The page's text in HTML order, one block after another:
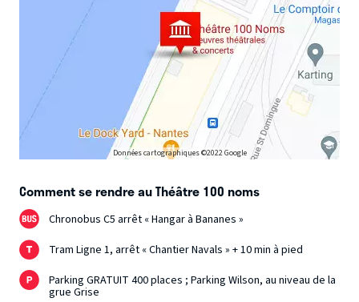
Données cartographiques ©2022 Google
Comment se rendre au Théâtre 100 noms
Chronobus C5 arrêt « Hangar à Bananes »
Tram Ligne 1, arrêt « Chantier Navals » + 10 min à pied
Parking GRATUIT 400 places ; Parking Wilson, au niveau de la
grue Grise